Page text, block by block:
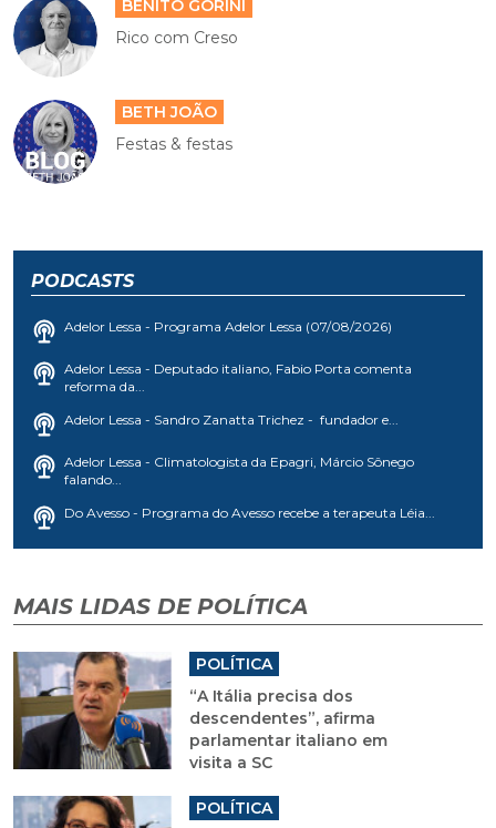
BENITO GORINI
Rico com Creso
BETH JOÃO
Festas & festas
PODCASTS
Adelor Lessa - Programa Adelor Lessa (07/08/2026)
Adelor Lessa - Deputado italiano, Fabio Porta comenta
reforma da...
Adelor Lessa - Sandro Zanatta Trichez - fundador e...
Adelor Lessa - Climatologista da Epagri, Márcio Sônego
falando...
Do Avesso - Programa do Avesso recebe a terapeuta Léia...
MAIS LIDAS DE POLÍTICA
POLÍTICA
“A Itália precisa dos
descendentes”, afirma
parlamentar italiano em
visita a SC
POLÍTICA